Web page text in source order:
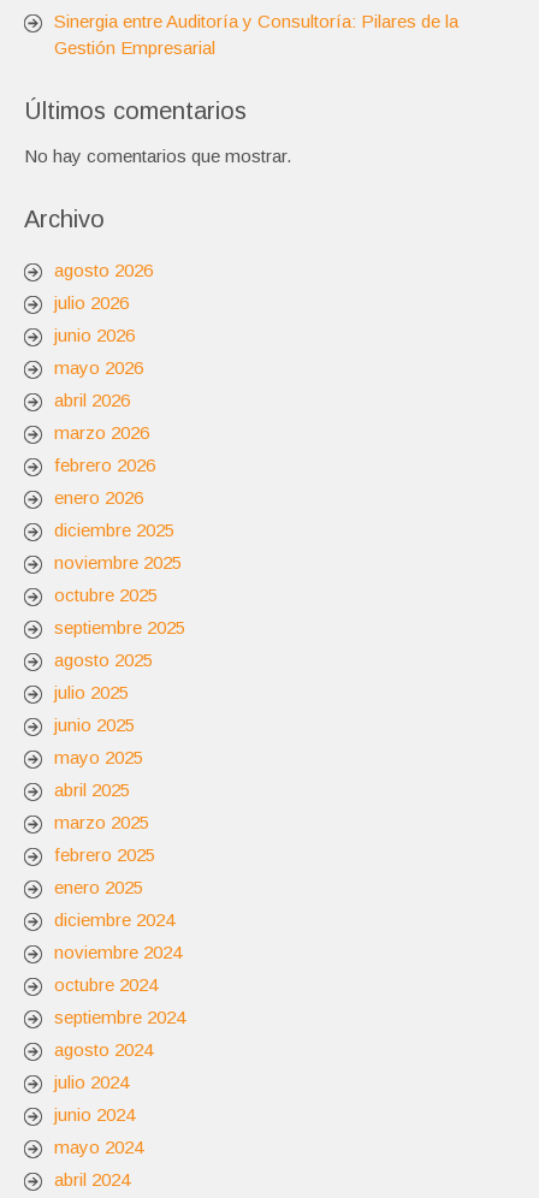
Sinergia entre Auditoría y Consultoría: Pilares de la
Gestión Empresarial
Últimos comentarios
No hay comentarios que mostrar.
Archivo
agosto 2026
julio 2026
junio 2026
mayo 2026
abril 2026
marzo 2026
febrero 2026
enero 2026
diciembre 2025
noviembre 2025
octubre 2025
septiembre 2025
agosto 2025
julio 2025
junio 2025
mayo 2025
abril 2025
marzo 2025
febrero 2025
enero 2025
diciembre 2024
noviembre 2024
octubre 2024
septiembre 2024
agosto 2024
julio 2024
junio 2024
mayo 2024
abril 2024